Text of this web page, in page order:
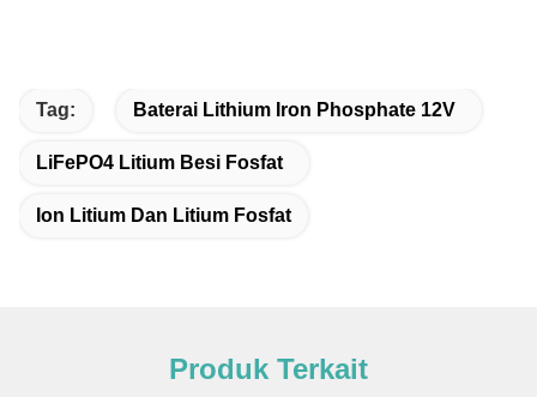
Tag: Baterai Lithium Iron Phosphate 12V
LiFePO4 Litium Besi Fosfat
Ion Litium Dan Litium Fosfat
Produk Terkait